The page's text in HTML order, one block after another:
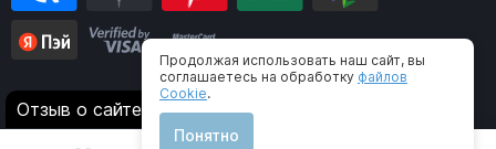
® 2006-2026 SanBest. Все права защищены
Отзыв о сайте
Продолжая использовать наш сайт, вы
соглашаетесь на обработку файлов
Cookie.
Понятно